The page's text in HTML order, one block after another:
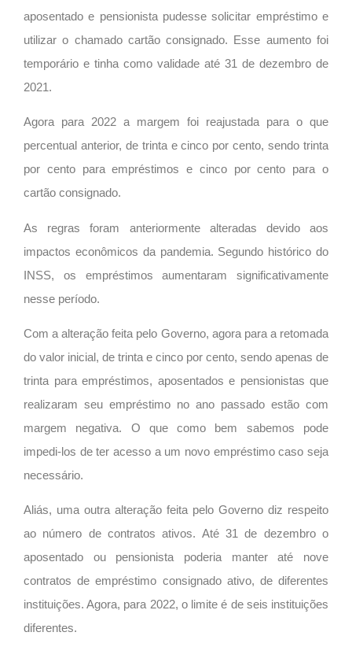
aposentado e pensionista pudesse solicitar empréstimo e
utilizar o chamado cartão consignado. Esse aumento foi
temporário e tinha como validade até 31 de dezembro de
2021.
Agora para 2022 a margem foi reajustada para o que
percentual anterior, de trinta e cinco por cento, sendo trinta
por cento para empréstimos e cinco por cento para o
cartão consignado.
As regras foram anteriormente alteradas devido aos
impactos econômicos da pandemia. Segundo histórico do
INSS, os empréstimos aumentaram significativamente
nesse período.
Com a alteração feita pelo Governo, agora para a retomada
do valor inicial, de trinta e cinco por cento, sendo apenas de
trinta para empréstimos, aposentados e pensionistas que
realizaram seu empréstimo no ano passado estão com
margem negativa. O que como bem sabemos pode
impedi-los de ter acesso a um novo empréstimo caso seja
necessário.
Aliás, uma outra alteração feita pelo Governo diz respeito
ao número de contratos ativos. Até 31 de dezembro o
aposentado ou pensionista poderia manter até nove
contratos de empréstimo consignado ativo, de diferentes
instituições. Agora, para 2022, o limite é de seis instituições
diferentes.